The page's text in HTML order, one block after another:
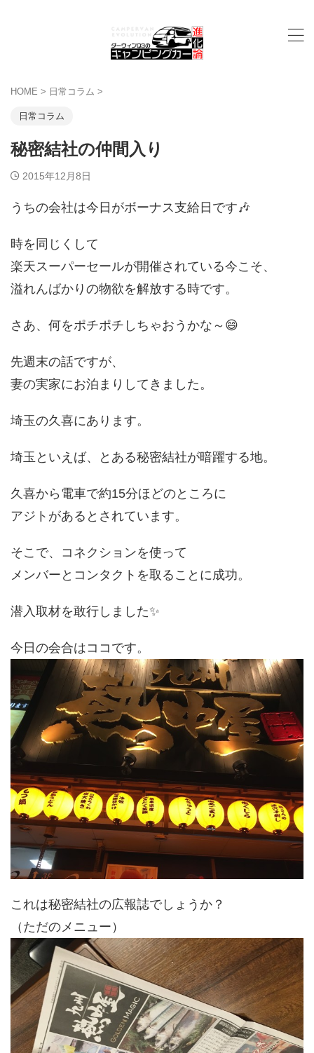
HOME > 日常コラム >
日常コラム
秘密結社の仲間入り
2015年12月8日
うちの会社は今日がボーナス支給日です🎶
時を同じくして
楽天スーパーセールが開催されている今こそ、
溢れんばかりの物欲を解放する時です。
さあ、何をポチポチしちゃおうかな～😄
先週末の話ですが、
妻の実家にお泊まりしてきました。
埼玉の久喜にあります。
埼玉といえば、とある秘密結社が暗躍する地。
久喜から電車で約15分ほどのところに
アジトがあるとされています。
そこで、コネクションを使って
メンバーとコンタクトを取ることに成功。
潜入取材を敢行しました✨
今日の会合はココです。
これは秘密結社の広報誌でしょうか？
（ただのメニュー）